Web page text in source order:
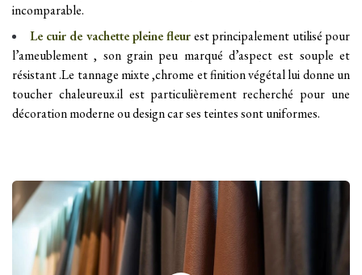
incomparable.
Le cuir de vachette pleine fleurest principalement utilisé pour
l’ameublement , son grain peu marqué d’aspect est souple et
résistant .Le tannage mixte ,chrome et finition végétal lui donne un
toucher chaleureux.il est particulièrement recherché pour une
décoration moderne ou design car ses teintes sont uniformes.